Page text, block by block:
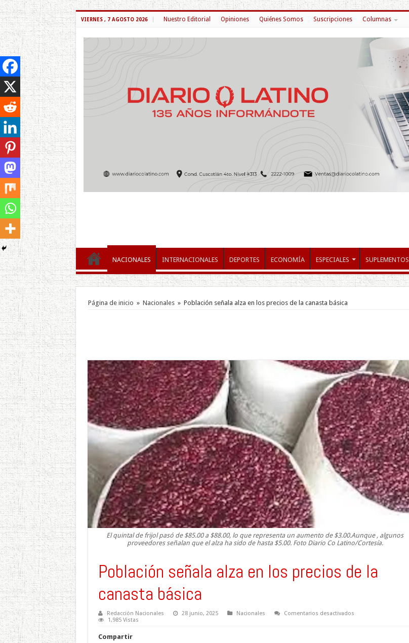
VIERNES , 7 AGOSTO 2026 Nuestro Editorial Opiniones Quiénes Somos Suscripciones Columnas
NACIONALES INTERNACIONALES DEPORTES ECONOMÍA ESPECIALES SUPLEMENTOS
Página de inicio » Nacionales » Población señala alza en los precios de la canasta básica
El quintal de frijol pasó de $85.00 a $88.00, lo que representa un aumento de $3.00.Aunque , algunos
proveedores señalan que el alza ha sido de hasta $5.00. Foto Diario Co Latino/Cortesía.
Población señala alza en los precios de la
canasta básica
Redacción Nacionales 28 junio, 2025 Nacionales Comentarios desactivadosen
1,985 Vistas
Compartir